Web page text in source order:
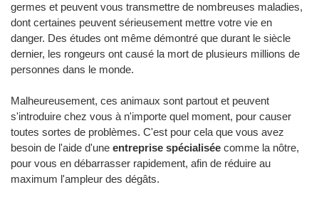
germes et peuvent vous transmettre de nombreuses maladies,
dont certaines peuvent sérieusement mettre votre vie en
danger. Des études ont même démontré que durant le siècle
dernier, les rongeurs ont causé la mort de plusieurs millions de
personnes dans le monde.
Malheureusement, ces animaux sont partout et peuvent
s'introduire chez vous à n'importe quel moment, pour causer
toutes sortes de problèmes. C'est pour cela que vous avez
besoin de l'aide d'une entreprise spécialisée comme la nôtre,
pour vous en débarrasser rapidement, afin de réduire au
maximum l'ampleur des dégâts.